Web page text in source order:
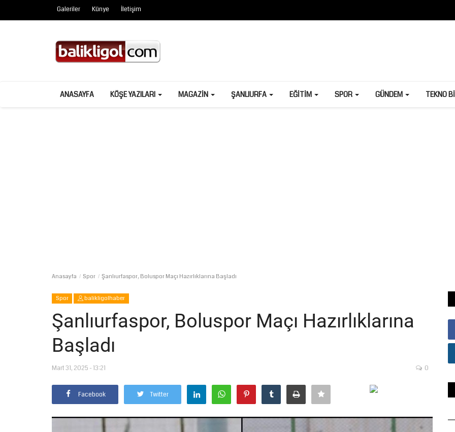
Galeriler Künye İletişim
ANASAYFA KÖŞE YAZILARI MAGAZIN ŞANLIURFA EĞITIM SPOR GÜNDEM TEKNO
Anasayfa Spor Şanlıurfaspor, Boluspor Maçı Hazırlıklarına Başladı
Spor balikligolhaber
Şanlıurfaspor, Boluspor Maçı Hazırlıklarına
Başladı
Mart 31, 2025 - 13:21 0
Facebook Twitter